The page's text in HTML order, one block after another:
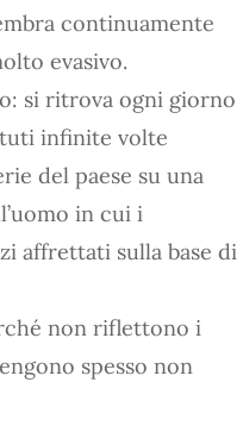
continuamente
evasivo.
si ritrova ogni giorno
infinite volte
del paese su una
in cui i
affrettati sulla base di
non riflettono i
spesso non